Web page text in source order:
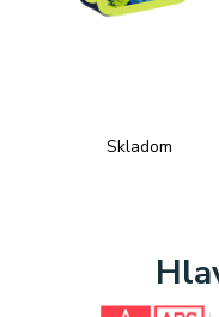
Skladom